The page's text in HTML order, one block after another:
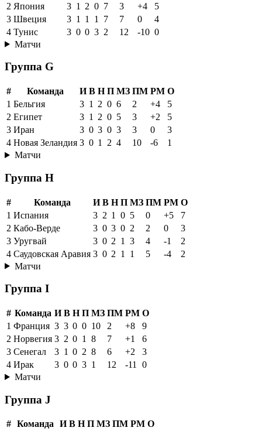
2 Япония 3 1 2 0 7 3 +4
5
3 Швеция 3 1 1 1 7 7 0
4
4 Тунис 3 0 0 3 2 12 -10 0
Матчи
Группа G
# Команда И В Н П МЗ ПМ РМ О
1 Бельгия 3 1 2 0 6 2 +4
5
2 Египет 3 1 2 0 5 3 +2
5
3 Иран 3 0 3 0 3 3 0
3
4 Новая Зеландия 3 0 1 2 4 10 -6
1
Матчи
Группа H
# Команда И В Н П МЗ ПМ РМ О
1 Испания 3 2 1 0 5 0 +5
7
2 Кабо-Верде 3 0 3 0 2 2 0
3
3 Уругвай 3 0 2 1 3 4 -1
2
4 Саудовская Аравия 3 0 2 1 1 5 -4
2
Матчи
Группа I
# Команда И В Н П МЗ ПМ РМ О
1 Франция 3 3 0 0 10 2 +8
9
2 Норвегия 3 2 0 1 8 7 +1
6
3 Сенегал 3 1 0 2 8 6 +2
3
4 Ирак 3 0 0 3 1 12 -11
0
Матчи
Группа J
# Команда И В Н П МЗ ПМ РМ О